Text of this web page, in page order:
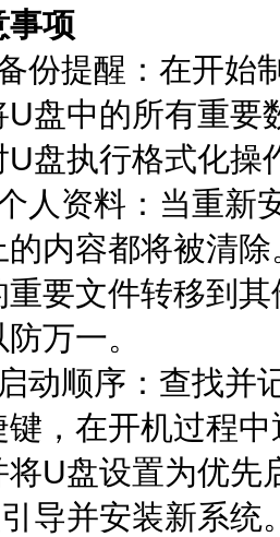
事项
份提醒：在开始
U盘中的所有重要
U盘执行格式化操
人资料：当重新
的内容都将被清
重要文件转移到
万一。
动顺序：查找并
键，在开机过程
将U盘设置为优先
导并安装新系统